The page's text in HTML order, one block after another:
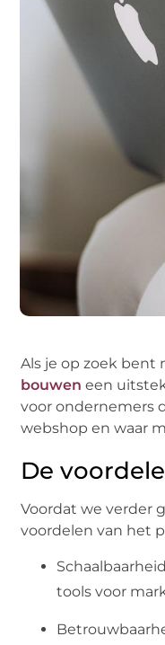
Als je op zoek bent
bouwen een
voor ondernemers
webshop en waar
De
Voordat we verder
voordelen van het
tools voor